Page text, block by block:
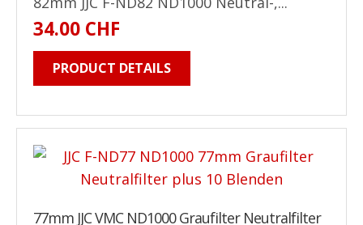
34.00 CHF
PRODUCT DETAILS
77mm JJC VMC ND1000 Graufilter Neutralfilter